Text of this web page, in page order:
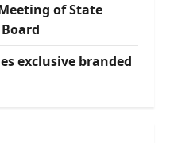
of State
exclusive branded